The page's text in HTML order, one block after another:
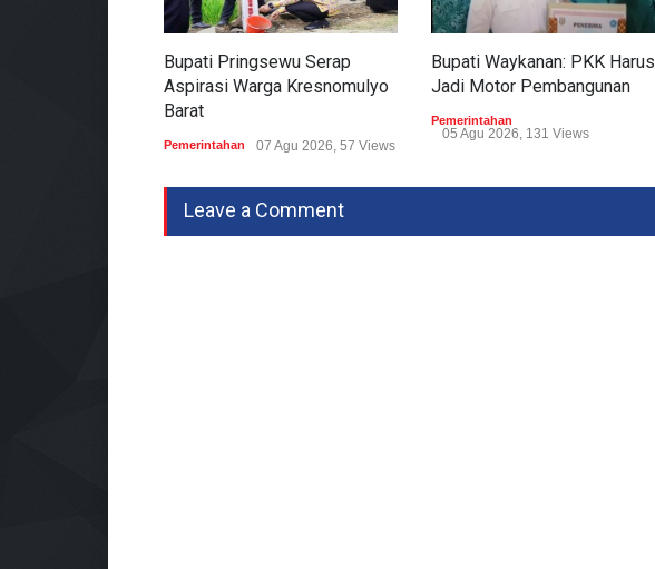
Bupati Pringsewu Serap
Aspirasi Warga Kresnomulyo
Barat
Pemerintahan 07 Agu 2026, 57 Views
Bupati Waykanan: PKK Harus
Jadi Motor Pembangunan
Pemerintahan
05 Agu 2026, 131 Views
Leave a Comment